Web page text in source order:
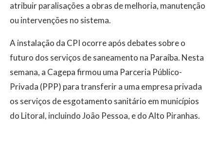
atribuir paralisações a obras de melhoria, manutenção
ou intervenções no sistema.
A instalação da CPI ocorre após debates sobre o
futuro dos serviços de saneamento na Paraíba. Nesta
semana, a Cagepa firmou uma Parceria Público-
Privada (PPP) para transferir a uma empresa privada
os serviços de esgotamento sanitário em municípios
do Litoral, incluindo João Pessoa, e do Alto Piranhas.